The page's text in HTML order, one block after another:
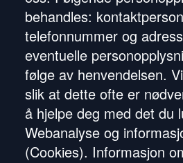
behandles:
telefonnummer og
eventuelle
følge av henvendelsen.
slik at dette ofte er
å hjelpe deg med det du
Webanalyse og
(Cookies). Informasjon